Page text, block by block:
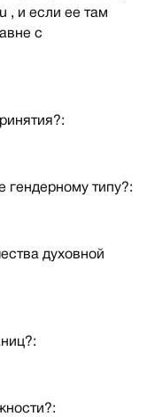
, и если ее там
с
гендерному типу?:
духовной